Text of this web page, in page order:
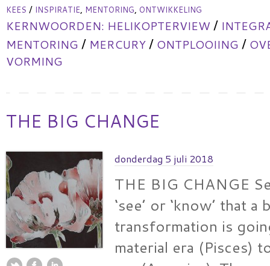
KEES / INSPIRATIE, MENTORING, ONTWIKKELING
KERNWOORDEN: HELIKOPTERVIEW/
MENTORING / MERCURY/ ONTPLOOIING /
VORMING
THE BIG CHANGE
donderdag 5 juli 2018
THE BIG CHANGE
‘see’ or ‘know’ that a
transformation is
material era (Pisces)